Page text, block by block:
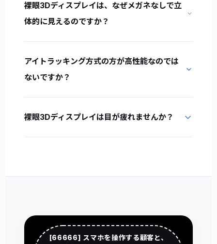
裸眼3Dディスプレイは、なぜメガネなしで立
体的に見えるのですか？
奥行きを認識させます。レンチキュラーレンズなど
の光学構造を用い、画面上の視点別画像を観察位置
すくしています。
アイトラッキング方式の方が高性能なのでは
ないですか？
有効ですが、サイネージや展示用途では「誰の視点
裸眼3Dディスプレイは目が疲れませんか？
[66666] スマホを操作する顧客と、